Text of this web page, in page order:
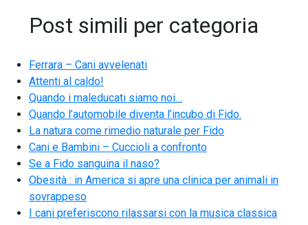
Post simili per categoria
Ferrara – Cani avvelenati
Attenti al caldo!
Quando i maleducati siamo noi…
Quando l’automobile diventa l’incubo di Fido.
La natura come rimedio naturale per Fido
Cani e Bambini – Cuccioli a confronto
Se a Fido sanguina il naso?
Obesità : in America si apre una clinica per animali in
sovrappeso
I cani preferiscono rilassarsi con la musica classica